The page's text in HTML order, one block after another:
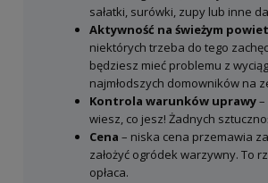
sałatki, surówki, zupy lub inne
Aktywność na świeżym
niektórych trzeba do tego
będziesz mieć problemu z
najmłodszych domowników na
Kontrola warunków uprawy–
wiesz, co jesz! Żadnych
Cena – niska cena przemawia
założyć ogródek warzywny. To
opłaca.